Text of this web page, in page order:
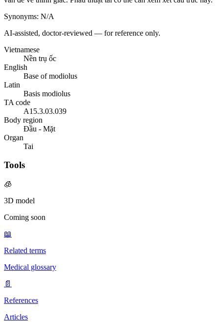
Synonyms: N/A
AI-assisted, doctor-reviewed — for reference only.
Vietnamese
Nền trụ ốc
English
Base of modiolus
Latin
Basis modiolus
TA code
A15.3.03.039
Body region
Đầu - Mặt
Organ
Tai
Tools
🧊
3D model
Coming soon
📖
Related terms
Medical glossary
📄
References
Articles